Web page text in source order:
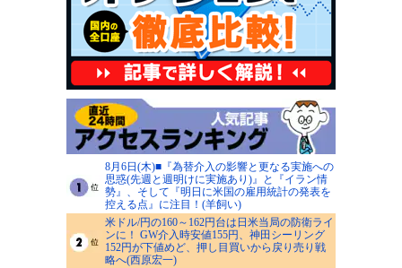
8月6日(木)■『為替介入の影響と更なる実施への
思惑(先週と週明けに実施あり)』と『イラン情
勢』、そして『明日に米国の雇用統計の発表を
控える点』に注目！(羊飼い)
米ドル/円の160～162円台は日米当局の防衛ライ
ンに！ GW介入時安値155円、神田シーリング
152円が下値めど、押し目買いから戻り売り戦
略へ(西原宏一)